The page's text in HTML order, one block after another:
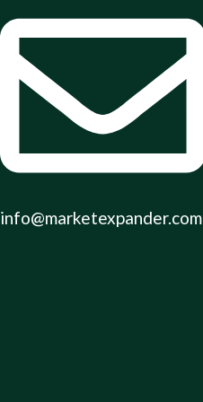
info@marketexpander.com